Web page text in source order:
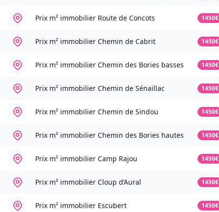
Prix m² immobilier Route de Concots 1450€
Prix m² immobilier Chemin de Cabrit 1450€
Prix m² immobilier Chemin des Bories basses 1450€
Prix m² immobilier Chemin de Sénaillac 1450€
Prix m² immobilier Chemin de Sindou 1450€
Prix m² immobilier Chemin des Bories hautes 1450€
Prix m² immobilier Camp Rajou 1450€
Prix m² immobilier Cloup d’Aural 1450€
Prix m² immobilier Escubert 1450€